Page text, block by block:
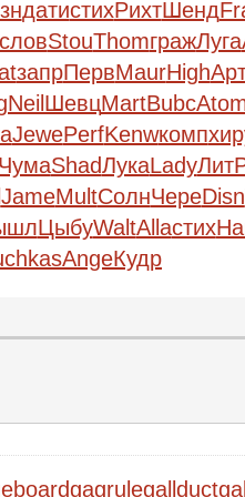
датистихРихтШенд
StouThomгражЛуга
запрПервMaurHigh
Neil ШевцMartBubc
JewePerfKenwкомп
ShadЛукаLady
JameMultСолнЧереDisn
ЦыбуWaltAllaстих
AngeКудр
gagrulegallduct